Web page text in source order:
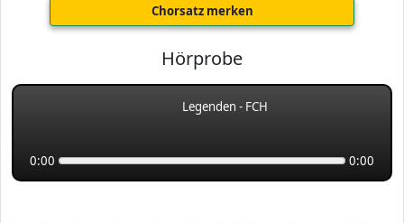
Chorsatz merken
Hörprobe
Legenden - FCH
0:00 0:00